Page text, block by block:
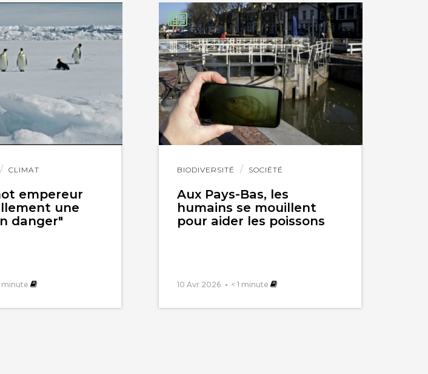
CLIMAT
empereur
une
danger"
minute
BIODIVERSITÉ SOCIÉTÉ
Aux Pays-Bas, les
humains se mouillent
pour aider les poissons
10 Avr 2026 < 1 minute
Lire